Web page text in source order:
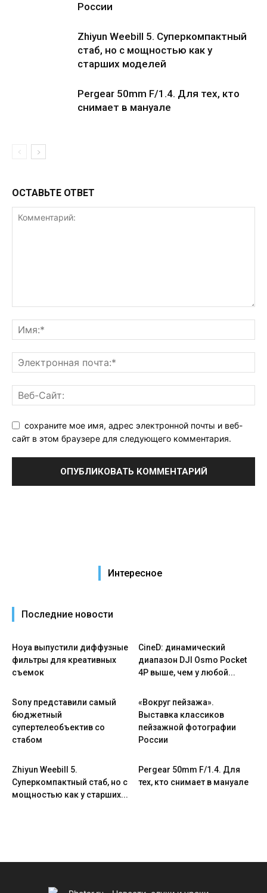
России
Zhiyun Weebill 5. Cуперкомпактный
стаб, но с мощностью как у
старших моделей
Pergear 50mm F/1.4. Для тех, кто
снимает в мануале
ОСТАВЬТЕ ОТВЕТ
сохраните мое имя, адрес электронной почты и веб-
сайт в этом браузере для следующего комментария.
Интересное
Последние новости
Hoya выпустили диффузные
фильтры для креативных
съемок
CineD: динамический
диапазон DJI Osmo Pocket
4P выше, чем у любой...
Sony представили самый
бюджетный
супертелеобъектив со
стабом
«Вокруг пейзажа».
Выставка классиков
пейзажной фотографии
России
Zhiyun Weebill 5.
Cуперкомпактный стаб, но с
мощностью как у старших...
Pergear 50mm F/1.4. Для
тех, кто снимает в мануале